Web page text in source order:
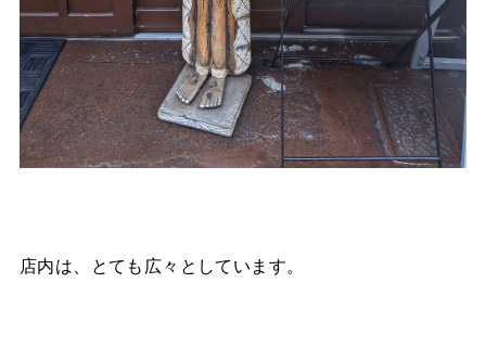
店内は、とても広々としています。